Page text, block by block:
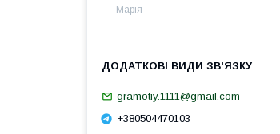
Марія
gramotiy.1111@gmail.com
+380504470103